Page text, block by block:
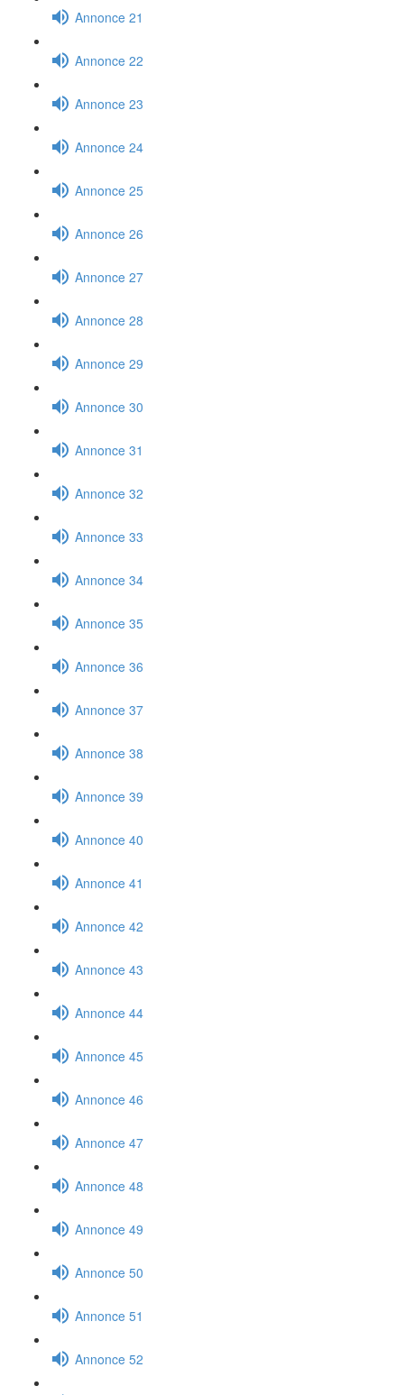
Annonce 21
Annonce 22
Annonce 23
Annonce 24
Annonce 25
Annonce 26
Annonce 27
Annonce 28
Annonce 29
Annonce 30
Annonce 31
Annonce 32
Annonce 33
Annonce 34
Annonce 35
Annonce 36
Annonce 37
Annonce 38
Annonce 39
Annonce 40
Annonce 41
Annonce 42
Annonce 43
Annonce 44
Annonce 45
Annonce 46
Annonce 47
Annonce 48
Annonce 49
Annonce 50
Annonce 51
Annonce 52